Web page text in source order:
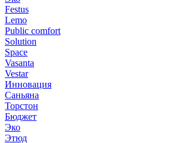
Festus
Lemo
Public comfort
Solution
Space
Vasanta
Vestar
Инновация
Саньяна
Торстон
Бюджет
Эко
Этюд